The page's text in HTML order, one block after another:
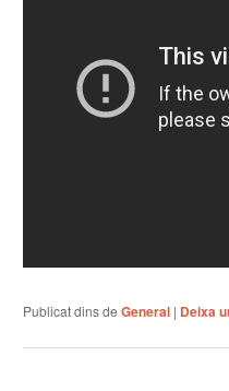
Publicat dins de General | Deixa